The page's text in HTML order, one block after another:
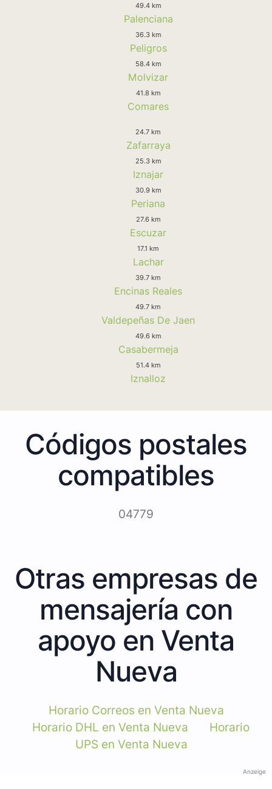
49.4 km
Palenciana
36.3 km
Peligros
58.4 km
Molvizar
41.8 km
Comares
24.7 km
Zafarraya
25.3 km
Iznajar
30.9 km
Periana
27.6 km
Escuzar
17.1 km
Lachar
39.7 km
Encinas Reales
49.7 km
Valdepeñas De Jaen
49.6 km
Casabermeja
51.4 km
Iznalloz
Códigos postales
compatibles
04779
Otras empresas de
mensajería con
apoyo en Venta
Nueva
Horario Correos en Venta Nueva
Horario DHL en Venta Nueva
Horario
UPS en Venta Nueva
Anzeige